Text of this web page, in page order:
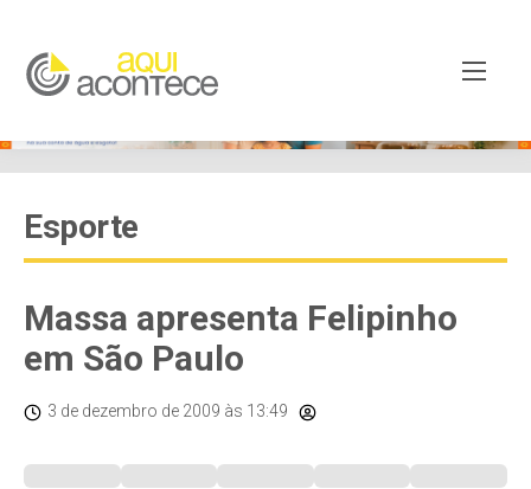
Esporte
Massa apresenta Felipinho
em São Paulo
3 de dezembro de 2009 às 13:49